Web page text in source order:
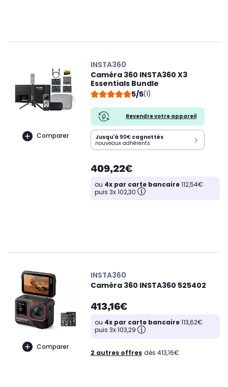
Comparer
INSTA360
Caméra 360 INSTA360 X3
Essentials Bundle
5/5(1)
Revendre votre appareil
Jusqu'à 90€ cagnottés
nouveaux adhérents
409,22€
ou 4x par carte bancaire112,54€
puis 3x 102,30
Comparer
INSTA360
Caméra 360 INSTA360 525402
413,16€
ou 4x par carte bancaire113,62€
puis 3x 103,29
2 autres offres dès 413,16€